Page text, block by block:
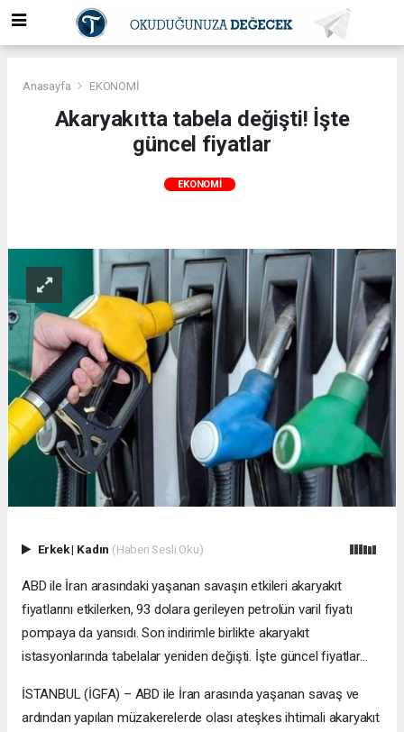
Anasayfa EKONOMİ
Akaryakıtta tabela değişti! İşte
güncel fiyatlar
EKONOMİ
Erkek| Kadın (Haberi Sesli Oku)
ABD ile İran arasındaki yaşanan savaşın etkileri akaryakıt
fiyatlarını etkilerken, 93 dolara gerileyen petrolün varil fiyatı
pompaya da yansıdı. Son indirimle birlikte akaryakıt
istasyonlarında tabelalar yeniden değişti. İşte güncel fiyatlar…
İSTANBUL (İGFA) – ABD ile İran arasında yaşanan savaş ve
ardından yapılan müzakerelerde olası ateşkes ihtimali akaryakıt